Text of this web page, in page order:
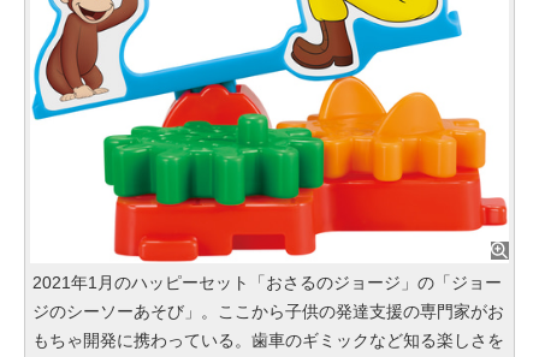
2021年1月のハッピーセット「おさるのジョージ」の「ジョー
ジのシーソーあそび」。ここから子供の発達支援の専門家がお
もちゃ開発に携わっている。歯車のギミックなど知る楽しさを